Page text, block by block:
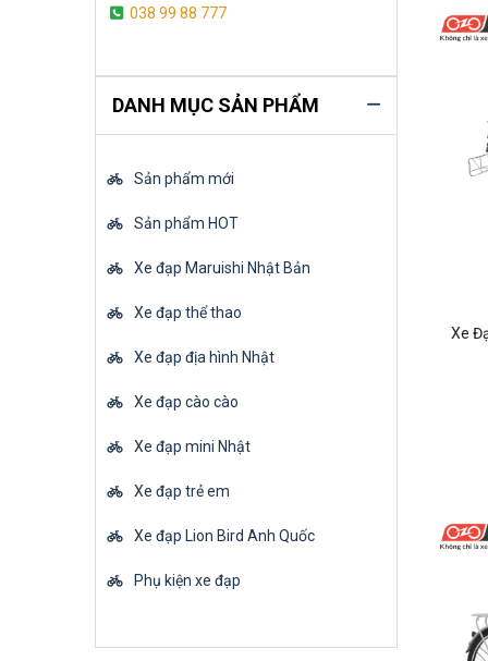
Xe
038 99 88 777
DANH MỤC SẢN PHẨM
Sản phẩm mới
Sản phẩm HOT
Xe đạp Maruishi Nhật Bản
Xe đạp thể thao
Xe đạp địa hình Nhật
Xe đạp cào cào
Xe đạp mini Nhật
Xe đạp trẻ em
Xe đạp Lion Bird Anh Quốc
Phụ kiện xe đạp